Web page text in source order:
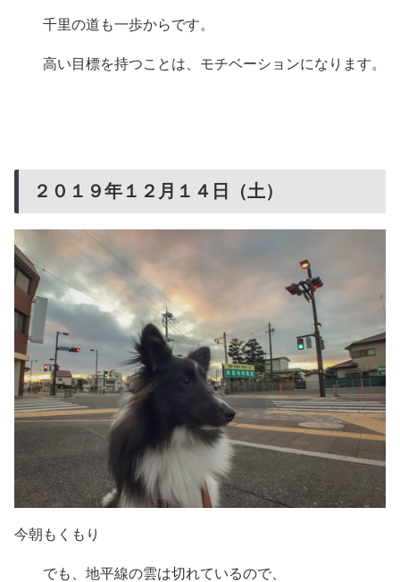
千里の道も一歩からです。
高い目標を持つことは、モチベーションになります。
２０１９年１２月１４日（土）
今朝もくもり
でも、地平線の雲は切れているので、